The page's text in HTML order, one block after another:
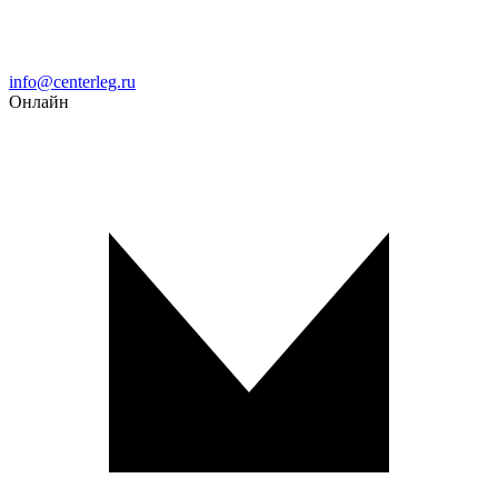
Email
info@centerleg.ru
Онлайн